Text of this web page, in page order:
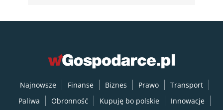
Najnowsze Finanse Biznes Prawo
Transport
Paliwa
Obronność Kupuję bo polskie Innowacje